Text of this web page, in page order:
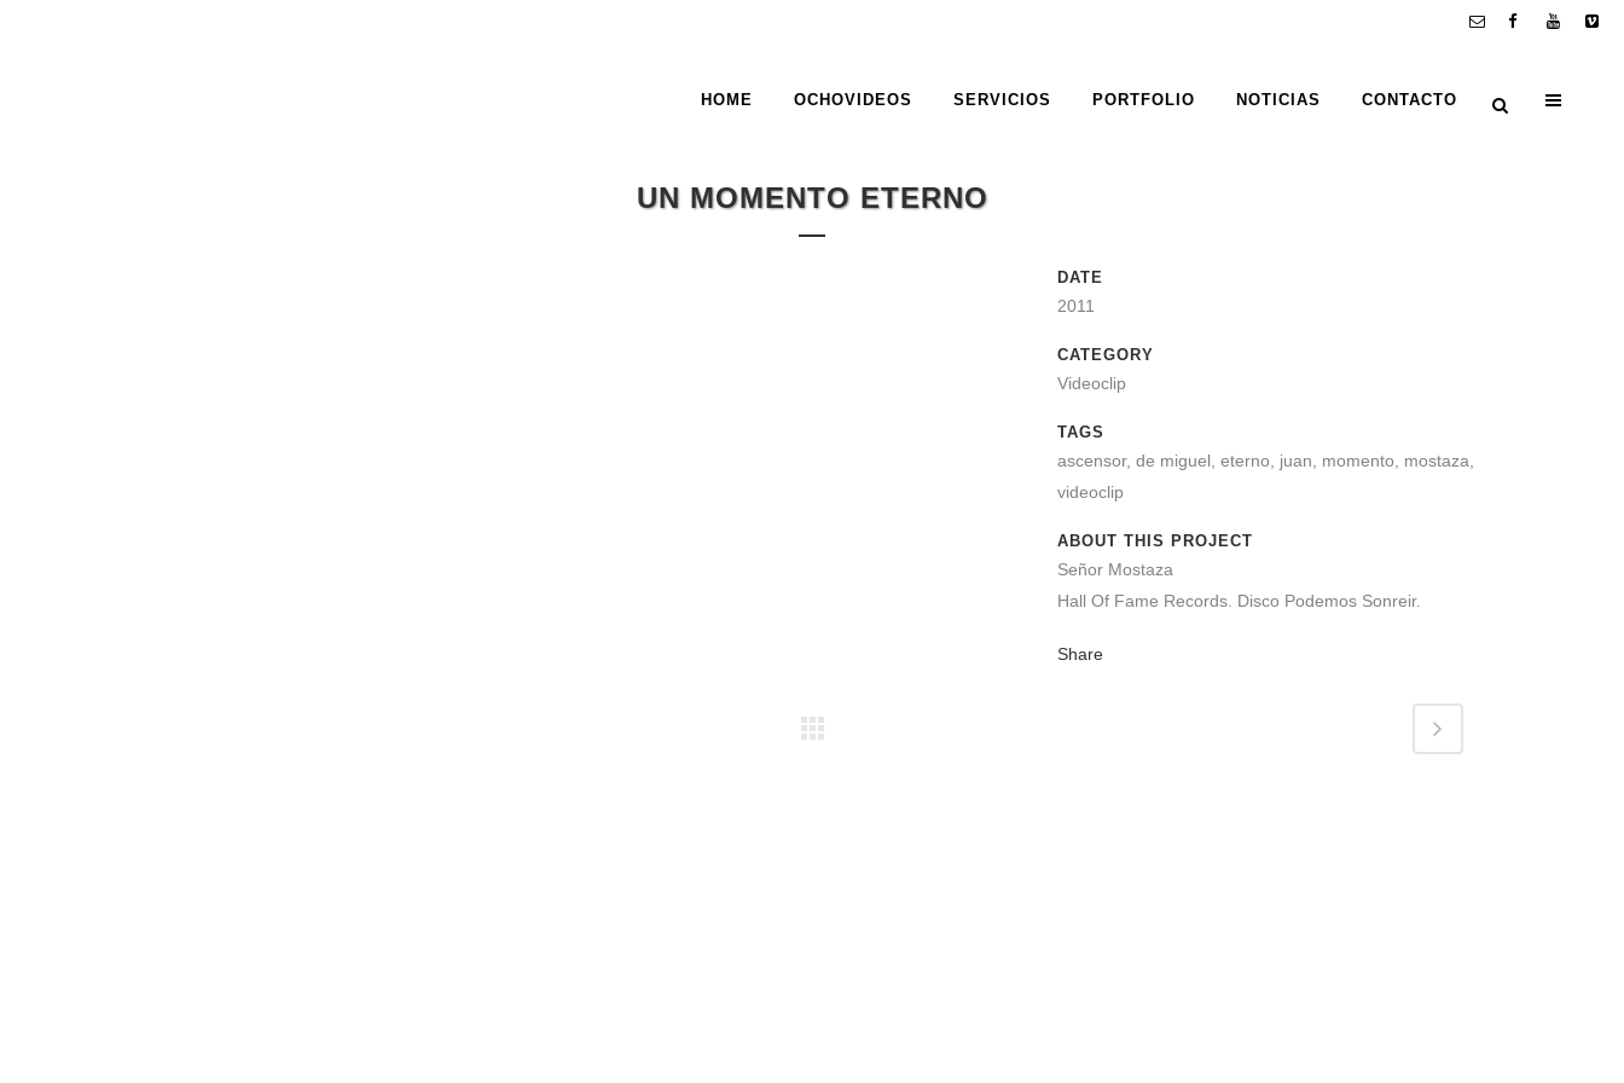
HOME OCHOVIDEOS SERVICIOS PORTFOLIO NOTICIAS CONTACTO
UN MOMENTO ETERNO
DATE
2011
CATEGORY
Videoclip
TAGS
ascensor, de miguel, eterno, juan, momento, mostaza,
videoclip
ABOUT THIS PROJECT
Señor Mostaza
Hall Of Fame Records. Disco Podemos Sonreir.
Share